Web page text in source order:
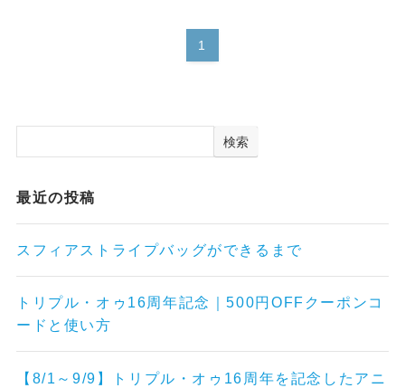
1
検索
最近の投稿
スフィアストライプバッグができるまで
トリプル・オゥ16周年記念｜500円OFFクーポンコ
ードと使い方
【8/1～9/9】トリプル・オゥ16周年を記念したアニ